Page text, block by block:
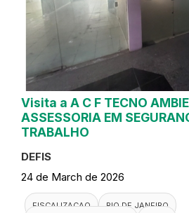
Visita a A C F TECNO
ASSESSORIA EM
TRABALHO
DEFIS
24 de March de 2026
FISCALIZACAO
RIO DE JANEIRO